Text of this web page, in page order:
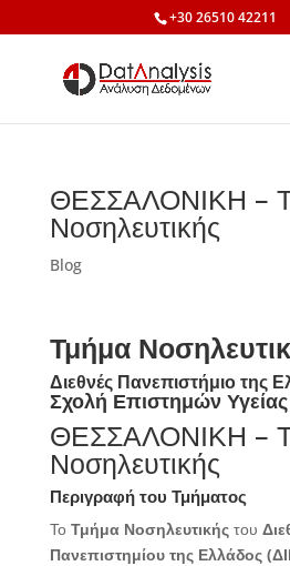
+30 26510 42211
ΘΕΣΣΑΛΟΝΙΚΗ –
Νοσηλευτικής
Blog
Τμήμα
Διεθνές Πανεπιστήμιο της
Σχολή Επιστημών Υγείας
ΘΕΣΣΑΛΟΝΙΚΗ –
Νοσηλευτικής
Περιγραφή του Τμήματος
Το Τμήμα Νοσηλευτικήςτου
Πανεπιστημίου της Ελλάδος